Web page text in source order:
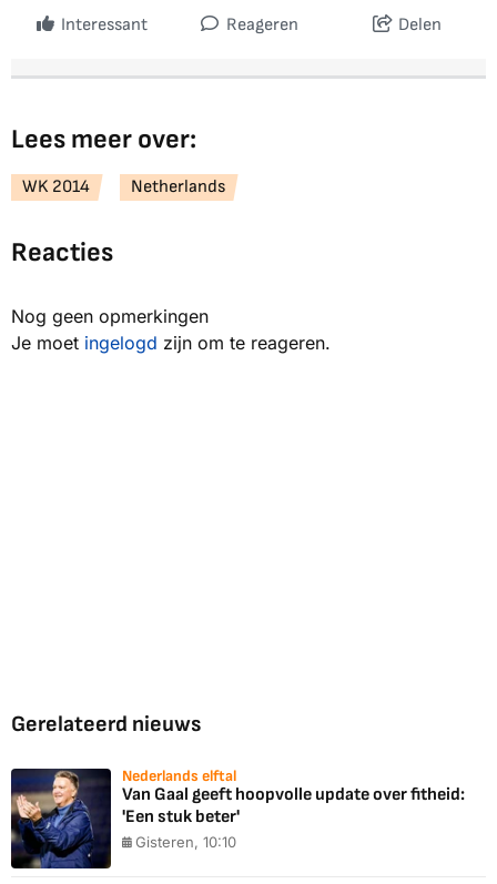
Interessant Reageren Delen
Lees meer over:
WK 2014 Netherlands
Reacties
Nog geen opmerkingen
Je moet ingelogd zijn om te reageren.
Gerelateerd nieuws
Nederlands elftal
Van Gaal geeft hoopvolle update over fitheid:
'Een stuk beter'
Gisteren, 10:10